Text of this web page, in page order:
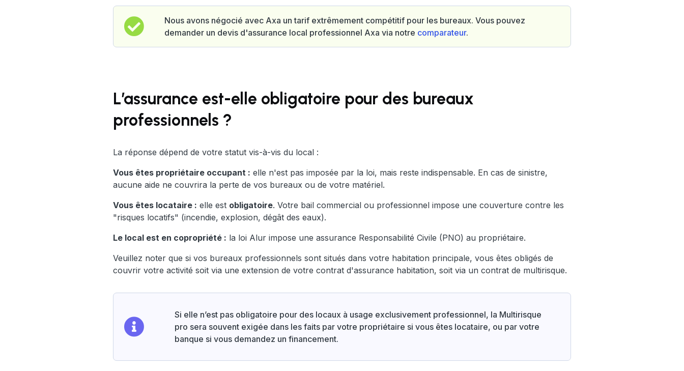
Nous avons négocié avec Axa un tarif extrêmement compétitif pour les bureaux. Vous pouvez
demander un devis d'assurance local professionnel Axa via notre comparateur.
L’assurance est-elle obligatoire pour des bureaux
professionnels ?
La réponse dépend de votre statut vis-à-vis du local :
Vous êtes propriétaire occupant : elle n'est pas imposée par la loi, mais reste indispensable. En cas de sinistre,
aucune aide ne couvrira la perte de vos bureaux ou de votre matériel.
Vous êtes locataire : elle est obligatoire. Votre bail commercial ou professionnel impose une couverture contre les
"risques locatifs" (incendie, explosion, dégât des eaux).
Le local est en copropriété : la loi Alur impose une assurance Responsabilité Civile (PNO) au propriétaire.
Veuillez noter que si vos bureaux professionnels sont situés dans votre habitation principale, vous êtes obligés de
couvrir votre activité soit via une extension de votre contrat d'assurance habitation, soit via un contrat de multirisque.
Si elle n’est pas obligatoire pour des locaux à usage exclusivement professionnel, la Multirisque
pro sera souvent exigée dans les faits par votre propriétaire si vous êtes locataire, ou par votre
banque si vous demandez un financement.